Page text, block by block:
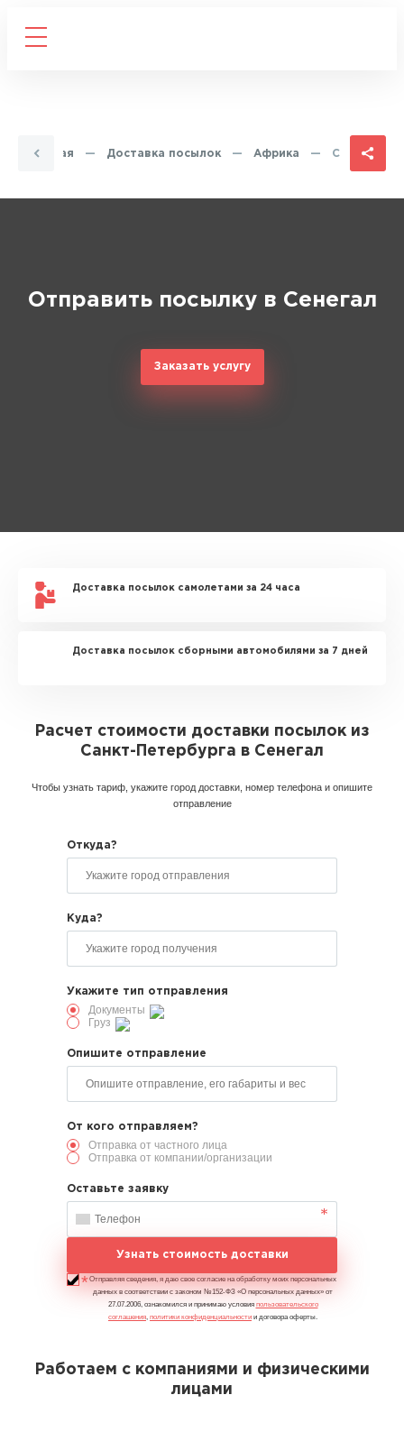
Главная — Доставка посылок — Африка — Сенегал
Отправить посылку в Сенегал
Заказать услугу
Доставка посылок самолетами за 24 часа
Доставка посылок сборными автомобилями за 7 дней
Расчет стоимости доставки посылок из
Санкт-Петербурга в Сенегал
Чтобы узнать тариф, укажите город доставки, номер телефона и опишите
отправление
Откуда?
Куда?
Укажите тип отправления
Документы
Груз
Опишите отправление
От кого отправляем?
Отправка от частного лица
Отправка от компании/организации
Оставьте заявку
Узнать стоимость доставки
Отправляя сведения, я даю свое согласие на обработку моих персональных
данных в соответствии с законом №152-ФЗ «О персональных данных» от
27.07.2006, ознакомился и принимаю условия пользовательского
соглашения, политики конфиденциальности и договора оферты.
Работаем с компаниями и физическими
лицами